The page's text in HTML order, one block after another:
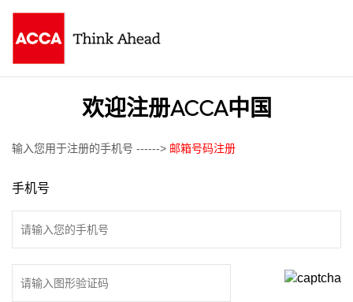
欢迎注册ACCA中国
输入您用于注册的手机号 ------> 邮箱号码注册
手机号